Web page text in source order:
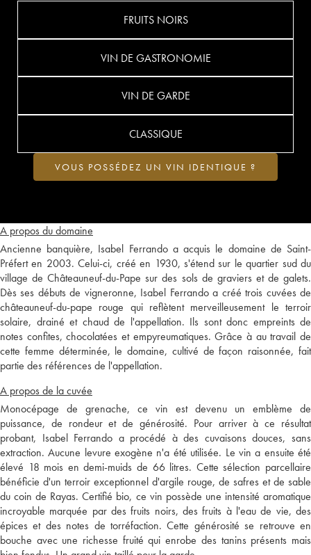
A propos du domaine
Ancienne banquière, Isabel Ferrando a acquis le domaine de Saint-
Préfert en 2003. Celui-ci, créé en 1930, s'étend sur le quartier sud du
village de Châteauneuf-du-Pape sur des sols de graviers et de galets.
Dès ses débuts de vigneronne, Isabel Ferrando a créé trois cuvées de
châteauneuf-du-pape rouge qui reflètent merveilleusement le terroir
solaire, drainé et chaud de l'appellation. Ils sont donc empreints de
notes confites, chocolatées et empyreumatiques. Grâce à au travail de
cette femme déterminée, le domaine, cultivé de façon raisonnée, fait
partie des références de l'appellation.
A propos de la cuvée
Monocépage de grenache, ce vin est devenu un emblème de
puissance, de rondeur et de générosité. Pour arriver à ce résultat
probant, Isabel Ferrando a procédé à des cuvaisons douces, sans
extraction. Aucune levure exogène n'a été utilisée. Le vin a ensuite été
élevé 18 mois en demi-muids de 66 litres. Cette sélection parcellaire
bénéficie d'un terroir exceptionnel d'argile rouge, de safres et de sable
du coin de Rayas. Certifié bio, ce vin possède une intensité aromatique
incroyable marquée par des fruits noirs, des fruits à l'eau de vie, des
épices et des notes de torréfaction. Cette générosité se retrouve en
bouche avec une richesse fruité qui enrobe des tanins présents mais
FRUITS NOIRS
VIN DE GASTRONOMIE
VIN DE GARDE
CLASSIQUE
VOUS POSSÉDEZ UN VIN IDENTIQUE ?